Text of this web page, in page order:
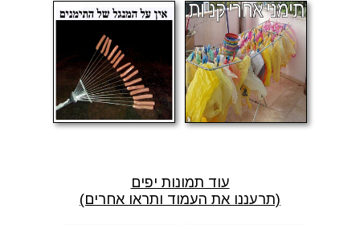
עוד תמונות יפים
(תרעננו את העמוד ותראו אחרים)